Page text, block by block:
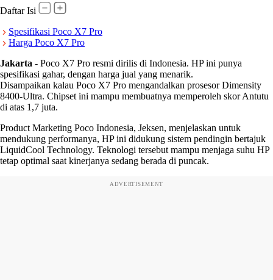
Daftar Isi
Spesifikasi Poco X7 Pro
Harga Poco X7 Pro
Jakarta - Poco X7 Pro resmi dirilis di Indonesia. HP ini punya
spesifikasi gahar, dengan harga jual yang menarik.
Disampaikan kalau Poco X7 Pro mengandalkan prosesor Dimensity
8400-Ultra. Chipset ini mampu membuatnya memperoleh skor Antutu
di atas 1,7 juta.
Product Marketing Poco Indonesia, Jeksen, menjelaskan untuk
mendukung performanya, HP ini didukung sistem pendingin bertajuk
LiquidCool Technology. Teknologi tersebut mampu menjaga suhu HP
tetap optimal saat kinerjanya sedang berada di puncak.
ADVERTISEMENT